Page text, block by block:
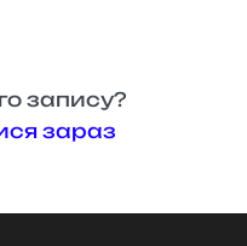
запису?
зараз